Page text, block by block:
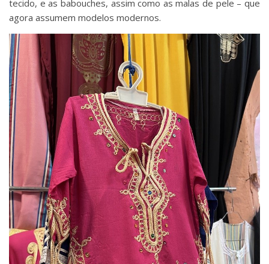
tecido, e as babouches, assim como as malas de pele – que
agora assumem modelos modernos.